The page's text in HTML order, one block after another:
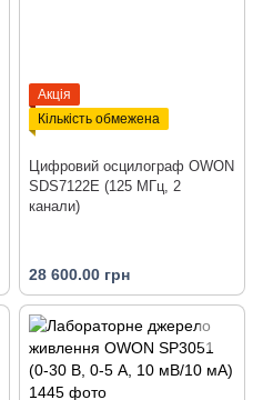
Акція
Кількість обмежена
Цифровий осцилограф OWON
SDS7122E (125 МГц, 2
канали)
28 600.00 грн